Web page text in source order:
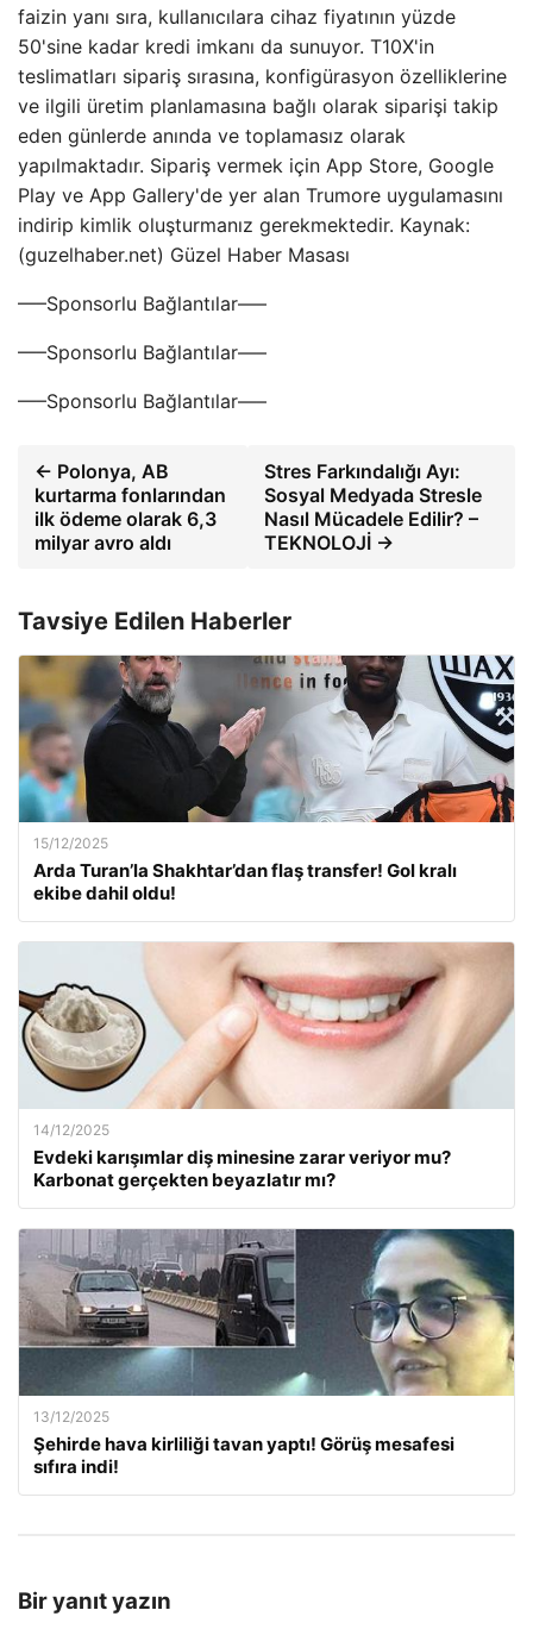
faizin yanı sıra, kullanıcılara cihaz fiyatının yüzde
50'sine kadar kredi imkanı da sunuyor. T10X'in
teslimatları sipariş sırasına, konfigürasyon özelliklerine
ve ilgili üretim planlamasına bağlı olarak siparişi takip
eden günlerde anında ve toplamasız olarak
yapılmaktadır. Sipariş vermek için App Store, Google
Play ve App Gallery'de yer alan Trumore uygulamasını
indirip kimlik oluşturmanız gerekmektedir. Kaynak:
(guzelhaber.net) Güzel Haber Masası
—–Sponsorlu Bağlantılar—–
—–Sponsorlu Bağlantılar—–
—–Sponsorlu Bağlantılar—–
← Polonya, AB
kurtarma fonlarından
ilk ödeme olarak 6,3
milyar avro aldı
Stres Farkındalığı Ayı:
Sosyal Medyada Stresle
Nasıl Mücadele Edilir? –
TEKNOLOJİ →
Tavsiye Edilen Haberler
15/12/2025
Arda Turan’la Shakhtar’dan flaş transfer! Gol kralı
ekibe dahil oldu!
14/12/2025
Evdeki karışımlar diş minesine zarar veriyor mu?
Karbonat gerçekten beyazlatır mı?
13/12/2025
Şehirde hava kirliliği tavan yaptı! Görüş mesafesi
sıfıra indi!
Bir yanıt yazın